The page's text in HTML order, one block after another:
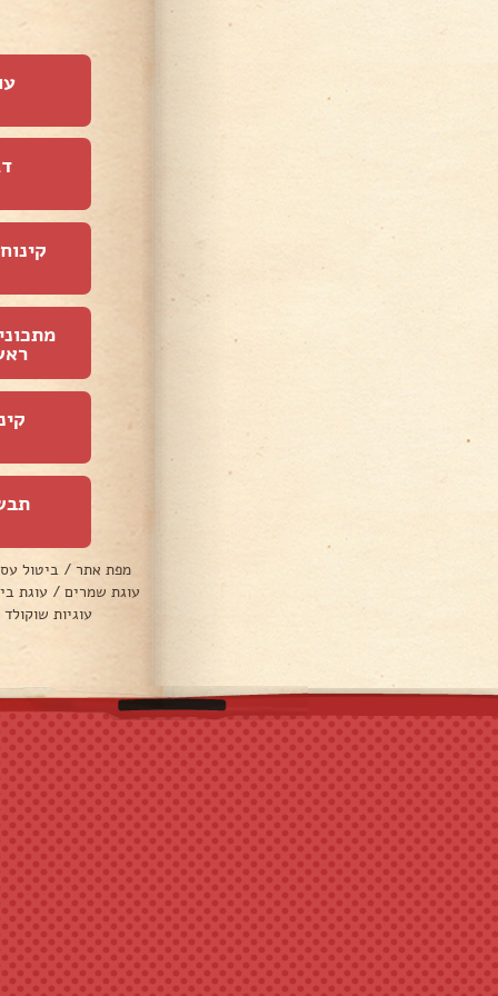
מפת אתר / ביטול
עוגת שמרים / עוגת
עוגיות